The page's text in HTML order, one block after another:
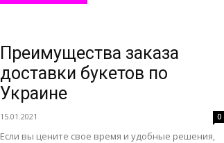
Преимущества заказа
доставки букетов по
Украине
15.01.2021 0
Если вы цените свое время и удобные решения,